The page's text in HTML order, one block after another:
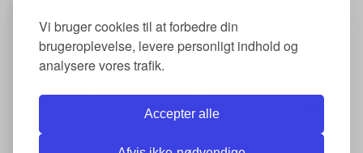
Vi bruger cookies til at forbedre din
brugeroplevelse, levere personligt indhold og
analysere vores trafik.
Accepter alle
Dansk ▼
Cookie-meddelelse-Returpolitik-Impressum-Garanti og
reklamationsret -Fortrydelsesret
personoplysninger
Fortrydelse af købet